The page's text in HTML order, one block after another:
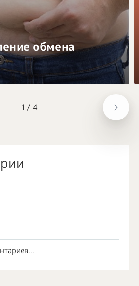
1 / 4
обмена